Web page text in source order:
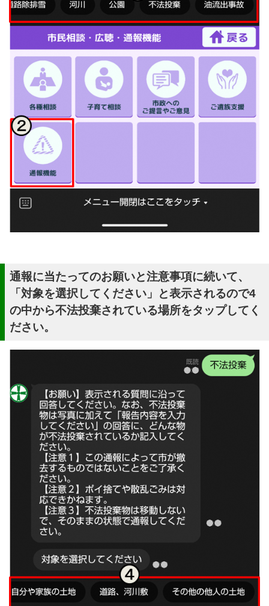
通報に当たってのお願いと注意事項に続いて、
「対象を選択してください」と表示されるので4
の中から不法投棄されている場所をタップしてく
ださい。